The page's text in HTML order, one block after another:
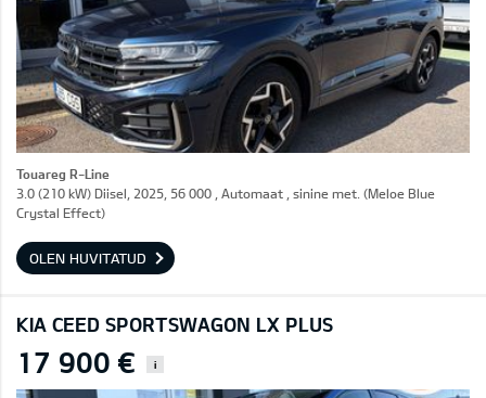
Touareg R-Line
3.0 (210 kW) Diisel, 2025, 56 000 , Automaat , sinine met. (Meloe Blue
Crystal Effect)
OLEN HUVITATUD
KIA CEED SPORTSWAGON LX PLUS
17 900 € i